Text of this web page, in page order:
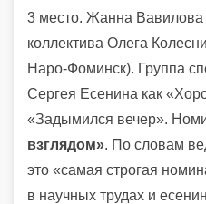
3 место. Жанна
коллектива Олега
Наро-Фоминск). Группа
Сергея Есенина как
«Задымился вечер».
взглядом». По словам
это «самая строгая
в научных трудах и